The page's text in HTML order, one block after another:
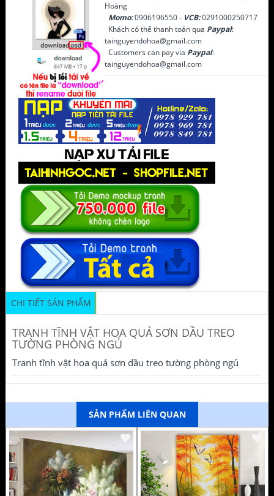
Hoàng
Momo:0906196550 - VCB:0291000250717
Khách có thể thanh toán qua Paypal:
tainguyendohoa@gmail.com
Customers can pay via Paypal:
tainguyendohoa@gmail.com
CHI TIẾT SẢN PHẨM
TRANH TĨNH VẬT HOA QUẢ SƠN DẦU TREO
TƯỜNG PHÒNG NGỦ
Tranh tĩnh vật hoa quả sơn dầu treo tường phòng ngủ
SẢN PHẨM LIÊN QUAN